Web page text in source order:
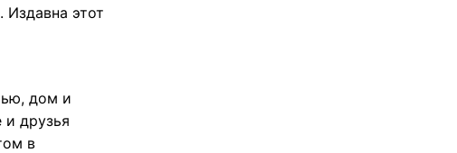
Издавна этот
дом и
друзья
в